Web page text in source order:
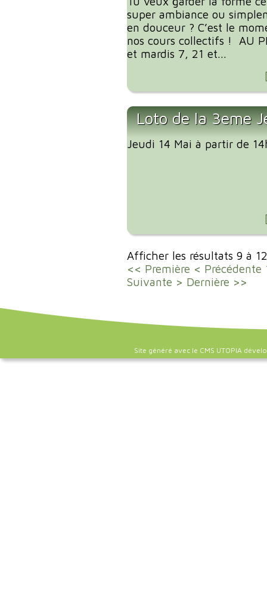
super ambiance ou
en douceur ? C’est le
nos cours collectifs ! AU
et mardis 7, 21 et...
Loto de la 3eme
Jeudi 14 Mai à partir de
Afficher les résultats 9 à
<< Première < Précédente
Suivante > Dernière >>
Site généré avec le CMS UTOPIA